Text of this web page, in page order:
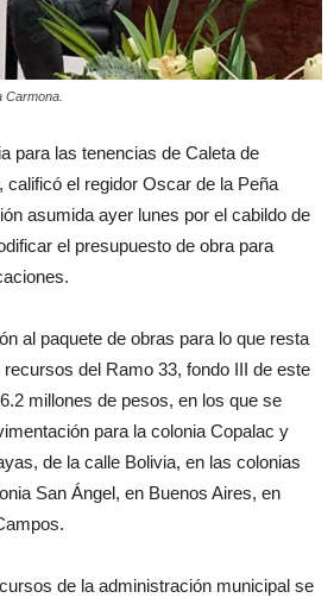
Carmona.
para las tenencias de Caleta de
el regidor Oscar de la Peña
asumida ayer lunes por el cabildo de
el presupuesto de obra para
al paquete de obras para lo que resta
del Ramo 33, fondo III de este
millones de pesos, en los que se
para la colonia Copalac y
de la calle Bolivia, en las colonias
San Ángel, en Buenos Aires, en
de la administración municipal se